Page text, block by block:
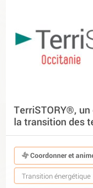
TerriSTORY®, un
la transition des
Coordonner et
Transition énergétique